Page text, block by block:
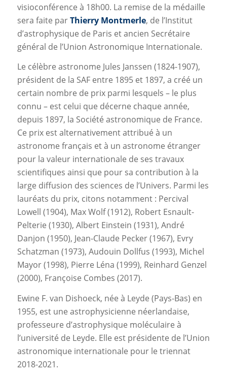
visioconférence à 18h00. La remise de la médaille
sera faite parThierry Montmerle, de l’Institut
d’astrophysique de Paris et ancien Secrétaire
général de l’Union Astronomique Internationale.
Le célèbre astronome Jules Janssen (1824-1907),
président de la SAF entre 1895 et 1897, a créé un
certain nombre de prix parmi lesquels – le plus
connu – est celui que décerne chaque année,
depuis 1897, la Société astronomique de France.
Ce prix est alternativement attribué à un
astronome français et à un astronome étranger
pour la valeur internationale de ses travaux
scientifiques ainsi que pour sa contribution à la
large diffusion des sciences de l’Univers. Parmi les
lauréats du prix, citons notamment : Percival
Lowell (1904), Max Wolf (1912), Robert Esnault-
Pelterie (1930), Albert Einstein (1931), André
Danjon (1950), Jean-Claude Pecker (1967), Evry
Schatzman (1973), Audouin Dollfus (1993), Michel
Mayor (1998), Pierre Léna (1999), Reinhard Genzel
(2000), Françoise Combes (2017).
Ewine F. van Dishoeck, née à Leyde (Pays-Bas) en
1955, est une astrophysicienne néerlandaise,
professeure d’astrophysique moléculaire à
l’université de Leyde. Elle est présidente de l’Union
astronomique internationale pour le triennat
2018-2021.